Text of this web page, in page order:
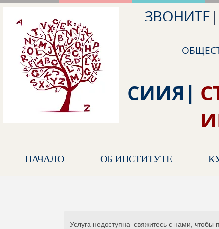
ЗВОНИТЕ |
СИИЯ|
НАЧАЛО ОБ ИНСТИТУТЕ
Услуга недоступна, свяжитесь с нами,